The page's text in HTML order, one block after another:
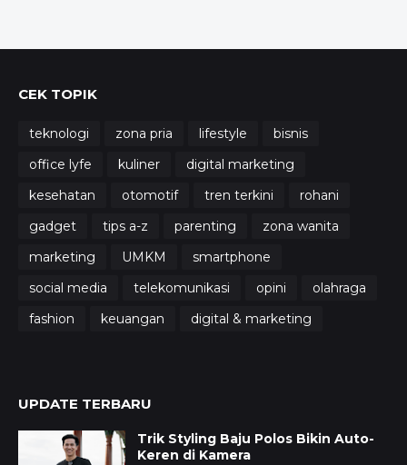
CEK TOPIK
teknologi zona pria lifestyle
bisnis
office lyfe
kuliner
digital marketing
kesehatan
otomotif tren terkini
rohani
gadget
tips a-z parenting
zona wanita
marketing
UMKM
smartphone
social media
telekomunikasi opini
olahraga
fashion
keuangan digital & marketing
UPDATE TERBARU
Trik Styling Baju Polos Bikin Auto-
Keren di Kamera